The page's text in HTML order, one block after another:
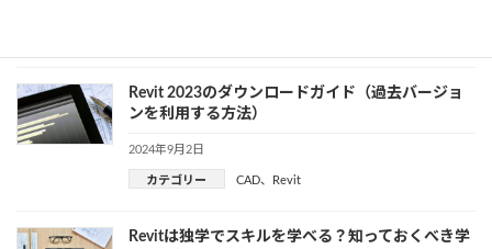
Revit 2023のダウンロードガイド（過去バージョ
ンを利用する方法）
2024年9月2日
カテゴリー CAD、 Revit
Revitは独学でスキルを学べる？知っておくべき学